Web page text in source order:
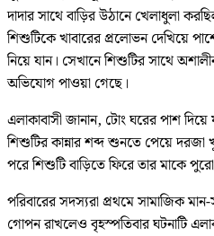
দাদার সাথে বাড়ির উঠানে খেলাধুলা
শিশুটিকে খাবারের প্রলোভন দেখিয়ে
নিয়ে যান। সেখানে শিশুটির সাথে
অভিযোগ পাওয়া গেছে।
এলাকাবাসী জানান, টোং ঘরের পাশ
শিশুটির কান্নার শব্দ শুনতে পেয়ে দরজা
পরে শিশুটি বাড়িতে ফিরে তার মাকে
পরিবারের সদস্যরা প্রথমে সামাজিক মান-
গোপন রাখলেও বৃহস্পতিবার ঘটনাটি